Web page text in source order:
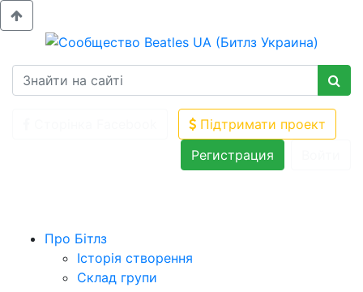
Підтримати проект
Регистрация
Про Бітлз
Історія створення
Склад групи